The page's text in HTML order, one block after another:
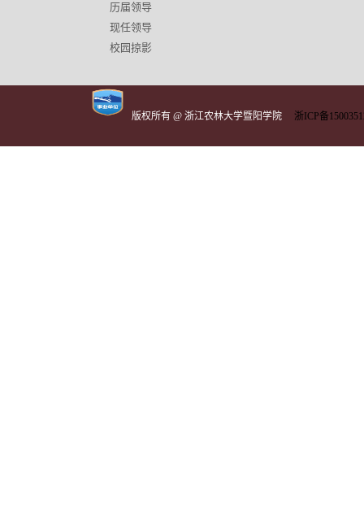
历届领导
现任领导
校园掠影
版权所有 @ 浙江农林大学暨阳学院 浙ICP备